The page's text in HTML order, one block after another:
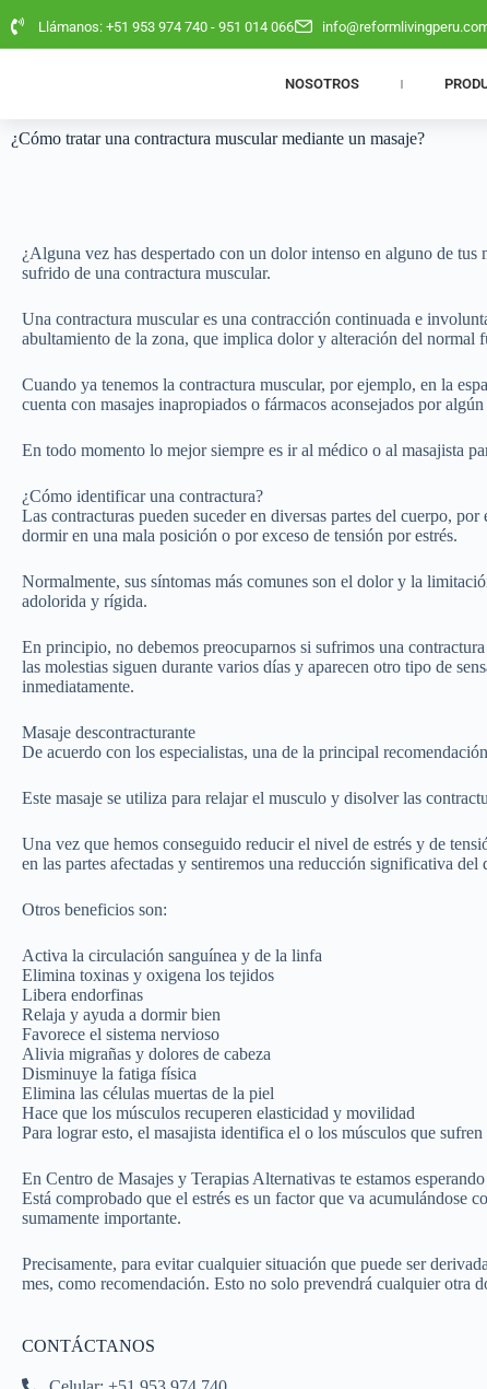
Llámanos: +51 953 974 740 - 951 014 066
NOSOTROS
¿Cómo tratar una contractura muscular mediante un masaje?
¿Alguna vez has despertado con un dolor intenso en alguno de
sufrido de una contractura muscular.
Una contractura muscular es una contracción continuada e
abultamiento de la zona, que implica dolor y alteración del normal
Cuando ya tenemos la contractura muscular, por ejemplo, en la
cuenta con masajes inapropiados o fármacos aconsejados por
En todo momento lo mejor siempre es ir al médico o al masajista
¿Cómo identificar una contractura?
Las contracturas pueden suceder en diversas partes del cuerpo,
dormir en una mala posición o por exceso de tensión por estrés.
Normalmente, sus síntomas más comunes son el dolor y la
adolorida y rígida.
En principio, no debemos preocuparnos si sufrimos una
las molestias siguen durante varios días y aparecen otro tipo de
inmediatamente.
Masaje descontracturante
De acuerdo con los especialistas, una de la principal
Este masaje se utiliza para relajar el musculo y disolver las
Una vez que hemos conseguido reducir el nivel de estrés y de
en las partes afectadas y sentiremos una reducción significativa del
Otros beneficios son:
Activa la circulación sanguínea y de la linfa
Elimina toxinas y oxigena los tejidos
Libera endorfinas
Relaja y ayuda a dormir bien
Favorece el sistema nervioso
Alivia migrañas y dolores de cabeza
Disminuye la fatiga física
Elimina las células muertas de la piel
Hace que los músculos recuperen elasticidad y movilidad
Para lograr esto, el masajista identifica el o los músculos que
En Centro de Masajes y Terapias Alternativas te estamos esperando
Está comprobado que el estrés es un factor que va acumulándose
sumamente importante.
Precisamente, para evitar cualquier situación que puede ser
mes, como recomendación. Esto no solo prevendrá cualquier otra
CONTÁCTANOS